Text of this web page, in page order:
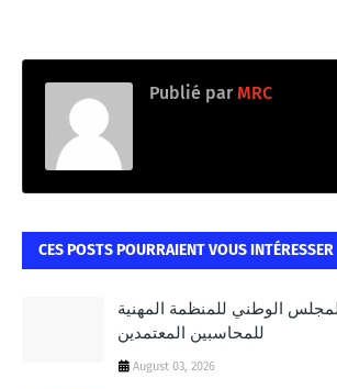
Publié par MRC
CES POSTS POURRAIENT VOUS INTÉRESSER
الوطني للمنظمة المهنية
للمحاسبين المعتمدين
August 03, 2026